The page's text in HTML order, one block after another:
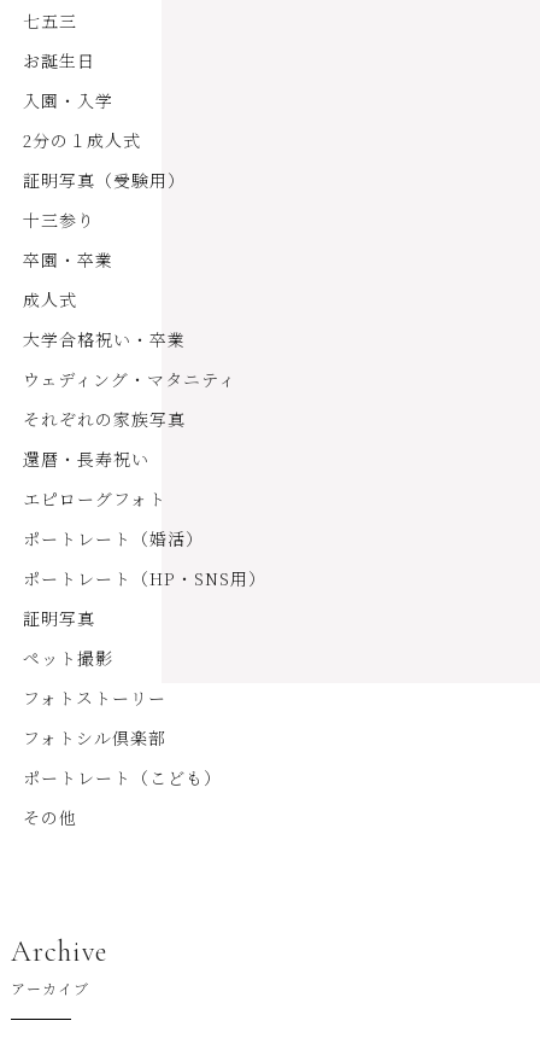
七五三
お誕生日
入園・入学
2分の１成人式
証明写真（受験用）
十三参り
卒園・卒業
成人式
大学合格祝い・卒業
ウェディング・マタニティ
それぞれの家族写真
還暦・長寿祝い
エピローグフォト
ポートレート（婚活）
ポートレート（HP・SNS用）
証明写真
ペット撮影
フォトストーリー
フォトシル倶楽部
ポートレート（こども）
その他
Archive
アーカイブ